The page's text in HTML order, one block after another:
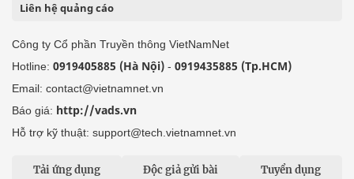
Liên hệ quảng cáo
Công ty Cổ phần Truyền thông VietNamNet
Hotline: 0919405885 (Hà Nội) - 0919435885 (Tp.HCM)
Email: contact@vietnamnet.vn
Báo giá: http://vads.vn
Hỗ trợ kỹ thuật: support@tech.vietnamnet.vn
Tải ứng dụng Độc giả gửi bài Tuyển dụng